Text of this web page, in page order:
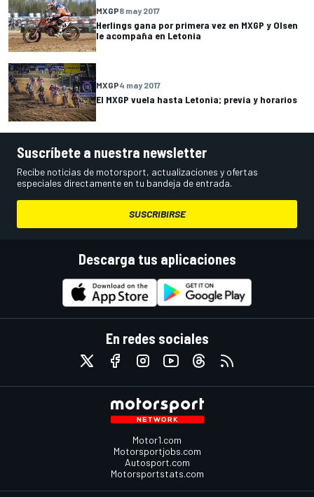
MXGP8 may 2017
Herlings gana por primera vez en MXGP y Olsen
le acompaña en Letonia
MXGP4 may 2017
El MXGP vuela hasta Letonia; previa y horarios
Suscríbete a nuestra newsletter
Recibe noticias de motorsport, actualizaciones y ofertas
especiales directamente en tu bandeja de entrada.
SUSCRIBIRSE
Descarga tus aplicaciones
En redes sociales
Motor1.com
Motorsportjobs.com
Autosport.com
Motorsportstats.com